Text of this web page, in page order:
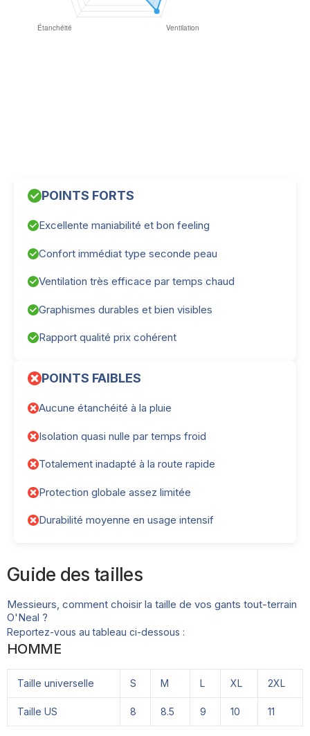
POINTS FORTS
Excellente maniabilité et bon feeling
Confort immédiat type seconde peau
Ventilation très efficace par temps chaud
Graphismes durables et bien visibles
Rapport qualité prix cohérent
POINTS FAIBLES
Aucune étanchéité à la pluie
Isolation quasi nulle par temps froid
Totalement inadapté à la route rapide
Protection globale assez limitée
Durabilité moyenne en usage intensif
Guide des tailles
Messieurs, comment choisir la taille de vos gants tout-terrain
O'Neal ?
Reportez-vous au tableau ci-dessous :
HOMME
Taille universelle S M L XL 2XL
Taille US 8 8.5 9 10 11